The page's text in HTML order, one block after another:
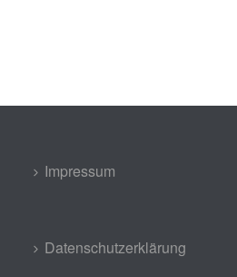
Impressum
Datenschutzerklärung